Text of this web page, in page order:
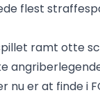
flest
ramt otte
nu er at finde i